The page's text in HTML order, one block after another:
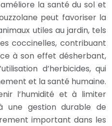
la santé du sol et
peut favoriser la
utiles au jardin, tels
coccinelles, contribuant
à son effet désherbant,
d’herbicides, qui
et la santé humaine.
l’humidité et à limiter
une gestion durable de
important dans les